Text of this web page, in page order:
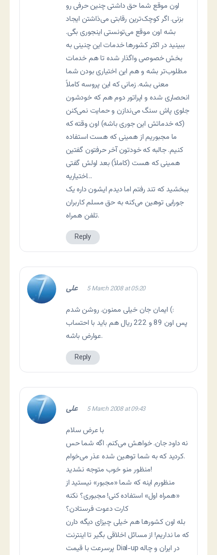
اون موقع شما حق داشتی چنین حرفی رو
بزنی. اگر کوچک‌ترین رقابتی می‌ذاشتن ایجاد
بشه اون موقع می‌تونستی اینجوری بگی.
ببینید در اکثر کشورها خدمات این چنینی به
بخش خصوصی واگذار شده تا هم خدمات
مطلوب‌تر بشه و هم این اختیاری بودن شما
معنی بشه. زمانی که این پروسه کاملاً
انحصاری شده و اپراتور دوم هم که خودشون
جلوی پاش سنگ می‌ندازن و حمایت نمی‌کنن
(که خدماتش این جوری باشه) اون وقته که
ما مجبوریم از همینی که هست استفاده
کنیم. جالبه که خودتون آخر حرفتون گفتین
همینی که هست (کاملاً) بعد اولش گفتی
اختیاریه…
ببخشید که تند رفتم اما دیدم ایشون داره یک
جورایی توهین می‌کنه به حق مسلم کاربران
تلفن همراه.
Reply
علی 5 March 2008 at 05:20
ایمان جان خیلی ممنون. روشن شدم (:
پس اون 89 و 222 ریال هم باید با احتساب
عوارض باشه.
Reply
علی 5 March 2008 at 09:43
با عرض سلام
نه داود جان. خواهش می‌کنم. اگه شما حس
کردید که به شما توهین شده عذر می‌خوام.
منظور منو خوب متوجه نشدید!
منظورم اینه که شما «مجبور» نیستید از
«همراه اول» استفاده کنی! مجبوری؟ نکنه
کارت دعوت فرستادن؟
بله اون کشورها هم خیلی چیزای دیگه دارن
که ما نداریم! از مسائل اخلاقی بگیر تا اینترنت
پرسرعت با قیمت Dial-up در ایران و چاله